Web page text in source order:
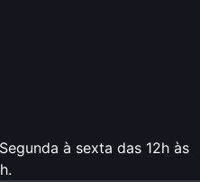
à sexta das 12h às